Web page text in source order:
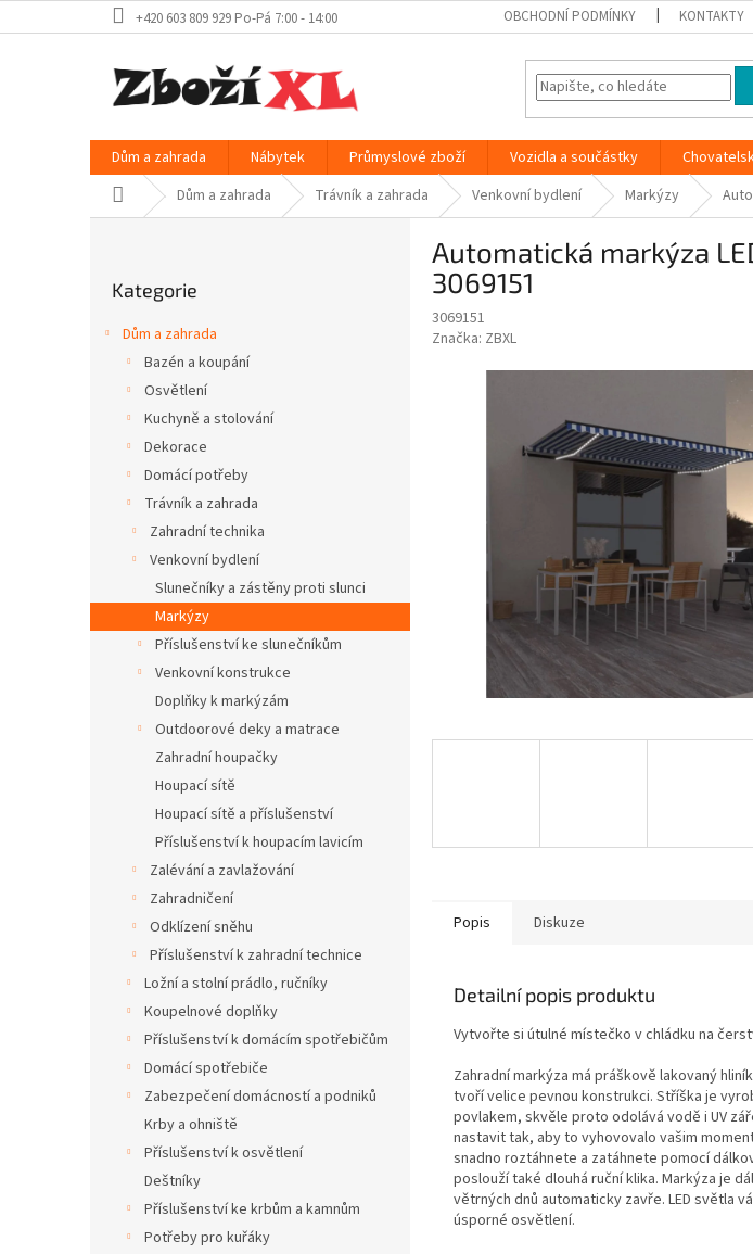
na
+420 603 809 929 Po-Pá 7:00 - 14:00 OBCHODNÍ PODMÍNKY KONTAKTY
Dům a zahrada Nábytek Průmyslové zboží Vozidla a součástky
Domů Dům a zahrada Trávník a zahrada Venkovní bydlení Markýzy
kategorie
Kategorie
Dům a zahrada
Bazén a koupání
Osvětlení
Kuchyně a stolování
Dekorace
Domácí potřeby
Trávník a zahrada
Zahradní technika
Venkovní bydlení
Slunečníky a zástěny proti slunci
Markýzy
Příslušenství ke slunečníkům
Venkovní konstrukce
Doplňky k markýzám
Outdoorové deky a matrace
Zahradní houpačky
Houpací sítě
Houpací sítě a příslušenství
Příslušenství k houpacím lavicím
Zalévání a zavlažování
Zahradničení
Odklízení sněhu
Příslušenství k zahradní technice
Ložní a stolní prádlo, ručníky
Koupelnové doplňky
Příslušenství k domácím spotřebičům
Domácí spotřebiče
Zabezpečení domácností a podniků
Krby a ohniště
Příslušenství k osvětlení
Deštníky
Příslušenství ke krbům a kamnům
Potřeby pro kuřáky
Automatická markýza
3069151
3069151
Značka: ZBXL
Popis Diskuze
Detailní popis produktu
Vytvořte si útulné místečko v chládku na
Zahradní markýza má práškově lakovaný
tvoří velice pevnou konstrukci. Stříška je
povlakem, skvěle proto odolává vodě i UV
nastavit tak, aby to vyhovovalo vašim
snadno roztáhnete a zatáhnete pomocí
poslouží také dlouhá ruční klika. Markýza je
větrných dnů automaticky zavře. LED světla
úsporné osvětlení.